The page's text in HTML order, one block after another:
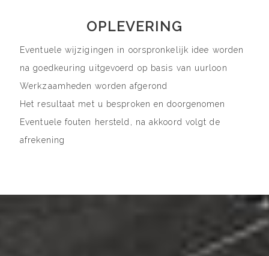
OPLEVERING
Eventuele wijzigingen in oorspronkelijk idee worden
na goedkeuring uitgevoerd op basis van uurloon
Werkzaamheden worden afgerond
Het resultaat met u besproken en doorgenomen
Eventuele fouten hersteld, na akkoord volgt de
afrekening